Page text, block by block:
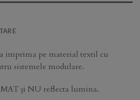
imprima pe material textil cu
sistemele modulare.
și NU reflecta lumina.